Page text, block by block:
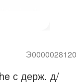
Э0000028120
с держ. д/